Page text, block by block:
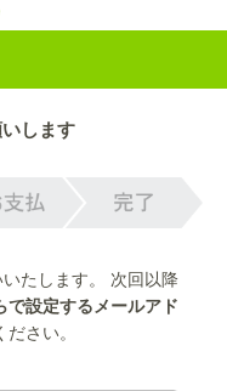
します
たします。 次回以降
で設定するメールアド
さい。